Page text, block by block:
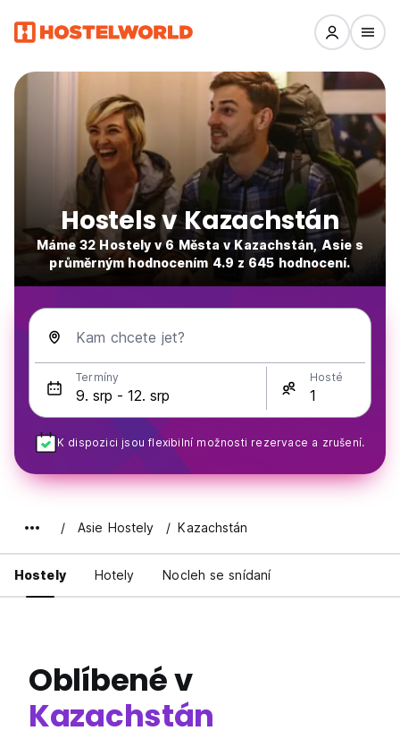
Hostels v Kazachstán
Máme 32 Hostely v 6 Města v Kazachstán, Asie s
průměrným hodnocením 4.9 z 645 hodnocení.
Kam chcete jet?
Termíny Hosté
K dispozici jsou flexibilní možnosti rezervace a zrušení.
Asie Hostely Kazachstán
Hostely Hotely Nocleh se snídaní
Oblíbené v
Kazachstán